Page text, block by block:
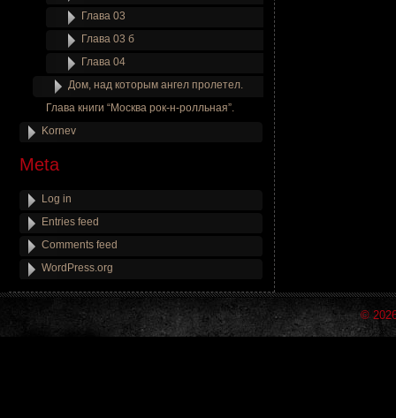
Глава 03
Глава 03 б
Глава 04
Дом, над которым ангел пролетел.
Глава книги “Москва рок-н-ролльная”.
Kornev
Meta
Log in
Entries feed
Comments feed
WordPress.org
©